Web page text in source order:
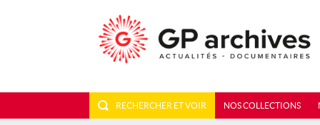
RECHERCHER ET VOIR NOS COLLECTIONS